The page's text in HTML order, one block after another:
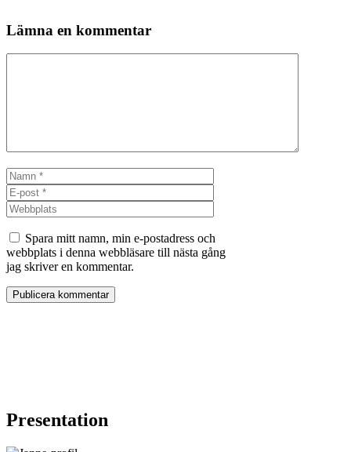
Lämna en kommentar
Namn
post
Spara mitt namn, min e-postadress och
webbplats i denna webbläsare till nästa gång
jag skriver en kommentar.
Presentation